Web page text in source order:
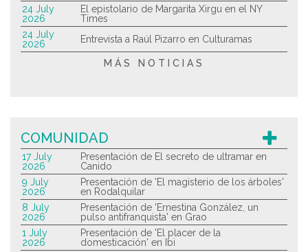
24 July
2026
El epistolario de Margarita Xirgu en el NY
Times
24 July
2026
Entrevista a Raúl Pizarro en Culturamas
MÁS NOTICIAS
COMUNIDAD
17 July
2026
Presentación de El secreto de ultramar en
Canido
9 July
2026
Presentación de 'El magisterio de los árboles'
en Rodalquilar
8 July
2026
Presentación de 'Ernestina González, un
pulso antifranquista' en Grao
1 July
2026
Presentación de 'El placer de la
domesticación' en Ibi